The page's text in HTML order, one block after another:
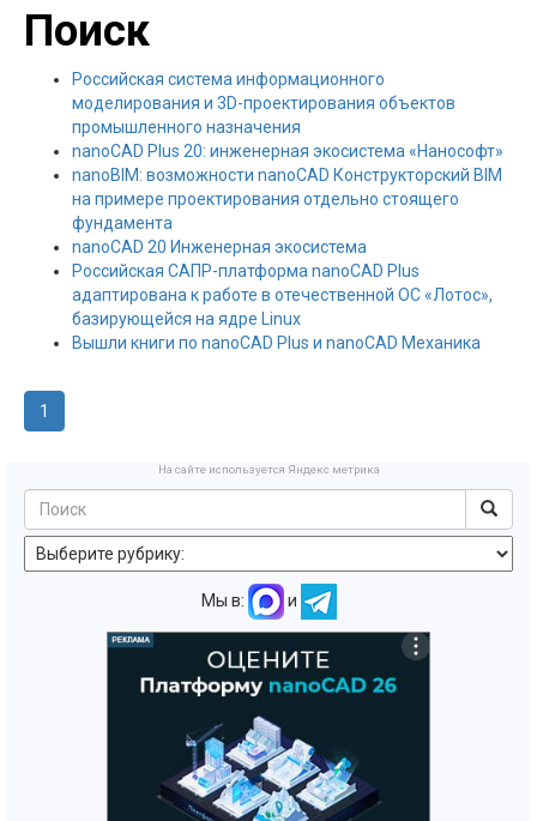
Поиск
Российская система информационного
моделирования и 3D-проектирования объектов
промышленного назначения
nanoCAD Plus 20: инженерная экосистема «Нанософт»
nanoBIM: возможности nanoCAD Конструкторский BIM
на примере проектирования отдельно стоящего
фундамента
nanoCAD 20 Инженерная экосистема
Российская САПР-платформа nanoCAD Plus
адаптирована к работе в отечественной ОС «Лотос»,
базирующейся на ядре Linux
Вышли книги по nanoCAD Plus и nanoCAD Механика
1
На сайте используется Яндекс метрика
Мы в: и